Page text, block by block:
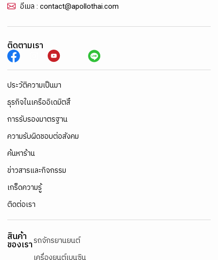
อีเมล : contact@apollothai.com
ติดตามเรา
ประวัติความเป็นมา
ธุรกิจในเครืออิเดมิตสึ
การรับรองมาตรฐาน
ความรับผิดชอบต่อสังคม
ค้นหาร้าน
ข่าวสารและกิจกรรม
เกร็ดความรู้
ติดต่อเรา
สินค้า
ของเรารถจักรยานยนต์
เครื่องยนต์เบนซิน